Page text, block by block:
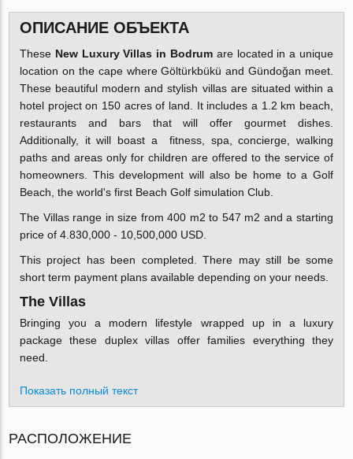
ОПИСАНИЕ ОБЪЕКТА
These New Luxury Villas in Bodrum are located in a unique
location on the cape where Göltürkbükü and Gündoğan meet.
These beautiful modern and stylish villas are situated within a
hotel project on 150 acres of land. It includes a 1.2 km beach,
restaurants and bars that will offer gourmet dishes.
Additionally, it will boast a fitness, spa, concierge, walking
paths and areas only for children are offered to the service of
homeowners. This development will also be home to a Golf
Beach, the world's first Beach Golf simulation Club.
The Villas range in size from 400 m2 to 547 m2 and a starting
price of 4.830,000 - 10,500,000 USD.
This project has been completed. There may still be some
short term payment plans available depending on your needs.
The Villas
Bringing you a modern lifestyle wrapped up in a luxury
package these duplex villas offer families everything they
need.
Показать полный текст
РАСПОЛОЖЕНИЕ